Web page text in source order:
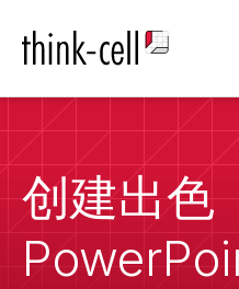
创建出色